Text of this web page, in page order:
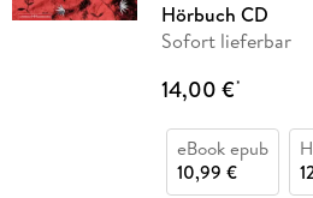
Hörbuch CD
Sofort lieferbar
14,00 €*
eBook epub
10,99 €